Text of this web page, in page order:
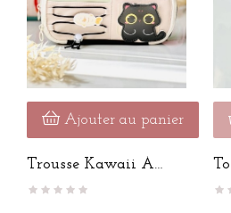
Ajouter au panier
Trousse Kawaii À
Scratch